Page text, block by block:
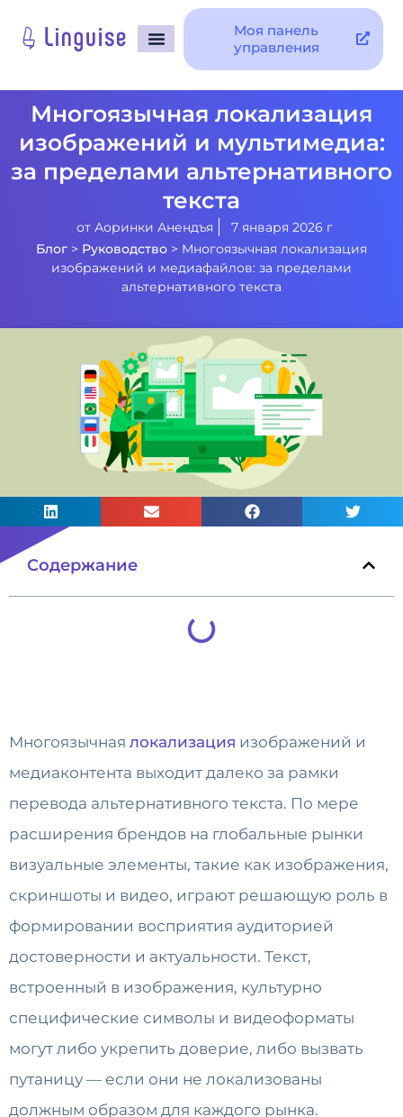
Моя панель
управления
Многоязычная локализация
изображений и мультимедиа:
за пределами альтернативного
текста
от Аоринки Анендъя
7 января 2026 г
Блог > Руководство > Многоязычная локализация
изображений и медиафайлов: за пределами
альтернативного текста
Содержание
Многоязычная локализация изображений и
медиаконтента выходит далеко за рамки
перевода альтернативного текста. По мере
расширения брендов на глобальные рынки
визуальные элементы, такие как изображения,
скриншоты и видео, играют решающую роль в
формировании восприятия аудиторией
достоверности и актуальности. Текст,
встроенный в изображения, культурно
специфические символы и видеоформаты
могут либо укрепить доверие, либо вызвать
путаницу — если они не локализованы
должным образом для каждого рынка.